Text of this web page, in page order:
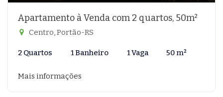
Apartamento à Venda com 2 quartos, 50m²
Centro, Portão-RS
2 Quartos 1 Banheiro 1 Vaga 50 m²
Mais informações